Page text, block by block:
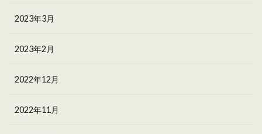
2023年3月
2023年2月
2022年12月
2022年11月